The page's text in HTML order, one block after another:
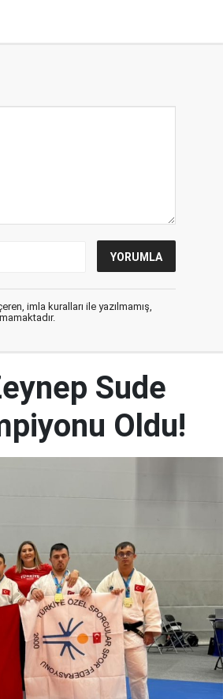
imla kuralları ile yazılmamış,
Sude
Oldu!